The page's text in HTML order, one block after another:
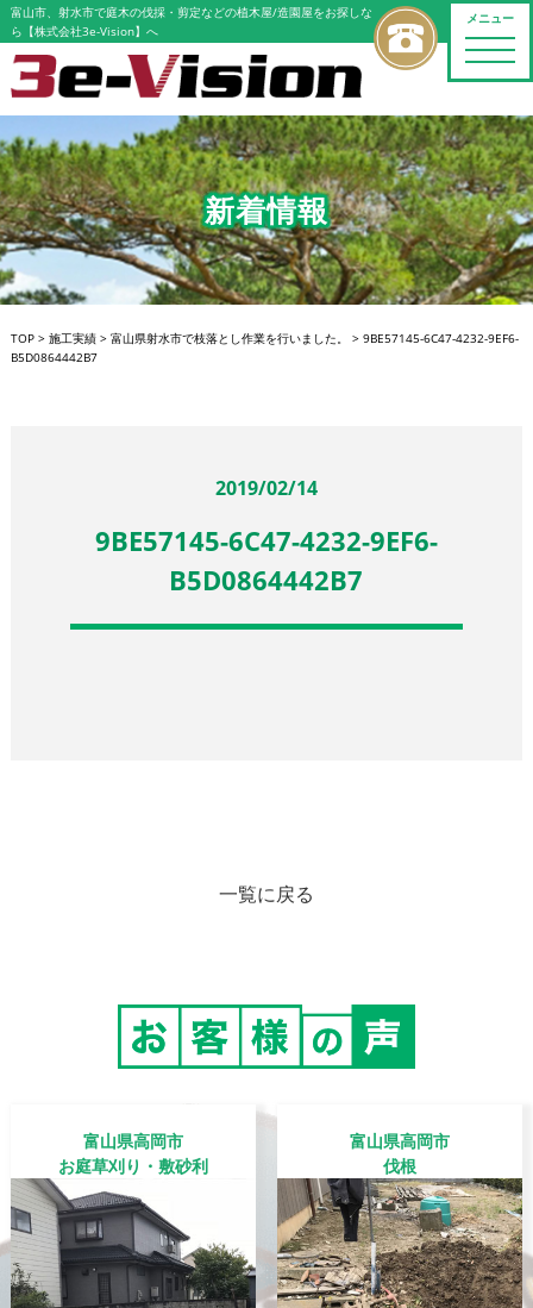
メニュー
toggle
富山市、射水市で庭木の伐採・剪定などの植木屋/造園屋をお探しな
ら【株式会社3e-Vision】へ
新着情報
TOP> 施工実績> 富山県射水市で枝落とし作業を行いました。 > 9BE57145-6C47-4232-9EF6-
B5D0864442B7
2019/02/14
9BE57145-6C47-4232-9EF6-
B5D0864442B7
一覧に戻る
富山県高岡市
お庭草刈り・敷砂利
富山県高岡市
伐根